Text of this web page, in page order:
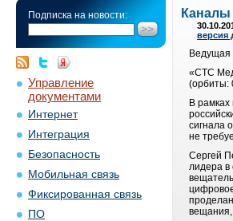
Подписка на новости:
Управление
документами
Интернет
Интеграция
Безопасность
Мобильная связь
Фиксированная связь
ПО
версия
Ведущая
«СТС
(орбиты:
В
сигнала
не
Сергей
лидера в
вещания,